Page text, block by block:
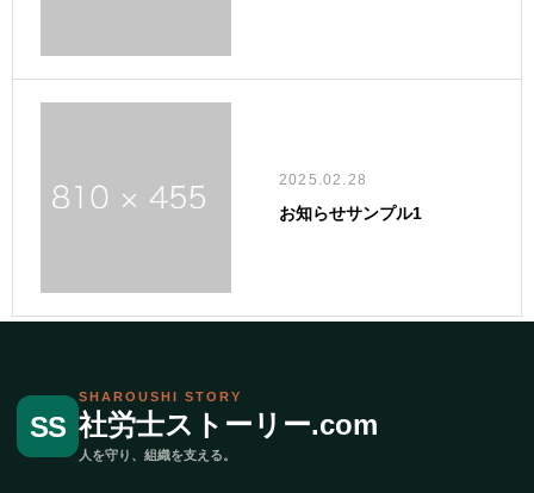
2025.02.28
お知らせサンプル1
SS
SHAROUSHI STORY
社労士ストーリー.com
人を守り、組織を支える。